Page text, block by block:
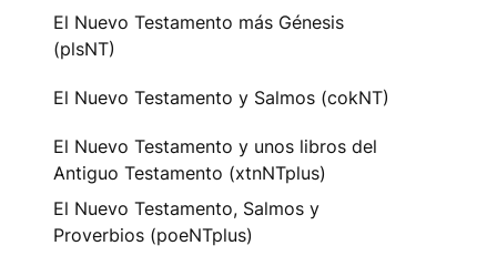
El Nuevo Testamento más Génesis
(plsNT)
El Nuevo Testamento y Salmos (cokNT)
El Nuevo Testamento y unos libros del
Antiguo Testamento (xtnNTplus)
El Nuevo Testamento, Salmos y
Proverbios (poeNTplus)